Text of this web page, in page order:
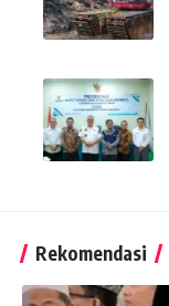
Rekomendasi